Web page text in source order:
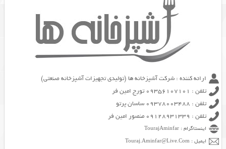
ارائه کننده : شرکت آشپزخانه ها (تولیدی تجهیزات آشپزخانه صنعتی)
تلفن : 09356107101 تورج امین فر
تلفن : 09378003488 ساسان پرتو
تلفن : 09128931339 منصور امین فر
اینستاگرام : TourajAminfar
ایمیل : Touraj.Aminfar@Live.Com